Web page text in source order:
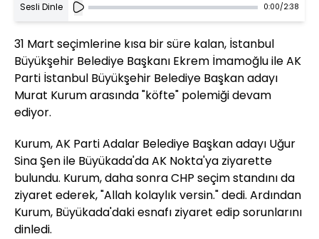
Sesli Dinle 0:00/2:38
31 Mart seçimlerine kısa bir süre kalan, İstanbul
Büyükşehir Belediye Başkanı Ekrem İmamoğlu ile AK
Parti İstanbul Büyükşehir Belediye Başkan adayı
Murat Kurum arasında "köfte" polemiği devam
ediyor.
Kurum, AK Parti Adalar Belediye Başkan adayı Uğur
Sina Şen ile Büyükada'da AK Nokta'ya ziyarette
bulundu. Kurum, daha sonra CHP seçim standını da
ziyaret ederek, "Allah kolaylık versin." dedi. Ardından
Kurum, Büyükada'daki esnafı ziyaret edip sorunlarını
dinledi.